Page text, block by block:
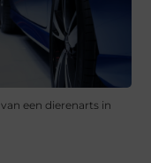
een dierenarts in